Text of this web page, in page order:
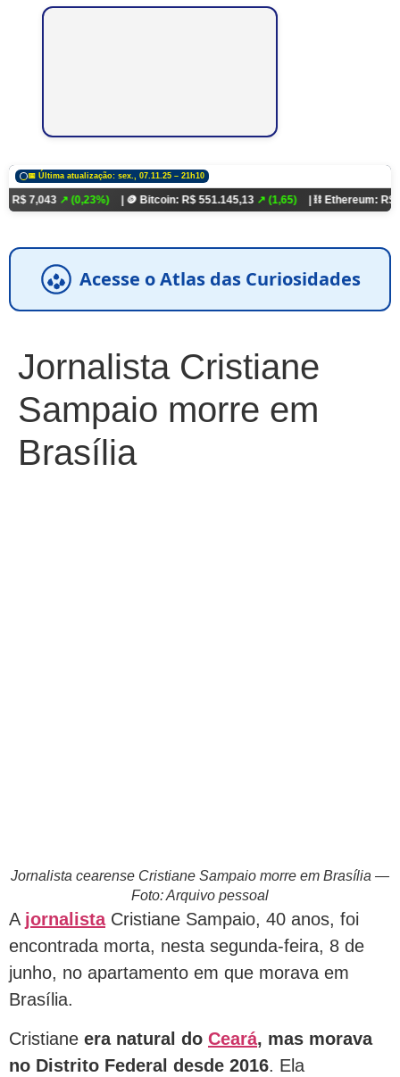
📅 Última atualização: sex., 07.11.25 – 21h10
↗ (0,23%) | 🪙 Bitcoin: R$ 551.145,13↗ (1,65) | ⛓️ Ethereum: R$
Acesse o Atlas das Curiosidades
Jornalista Cristiane
Sampaio morre em
Brasília
Jornalista cearense Cristiane Sampaio morre em Brasília —
Foto: Arquivo pessoal
A jornalistaCristiane Sampaio, 40 anos, foi
encontrada morta, nesta segunda-feira, 8 de
junho, no apartamento em que morava em
Brasília.
Cristiane era natural do Ceará, mas morava
no Distrito Federal desde 2016. Ela